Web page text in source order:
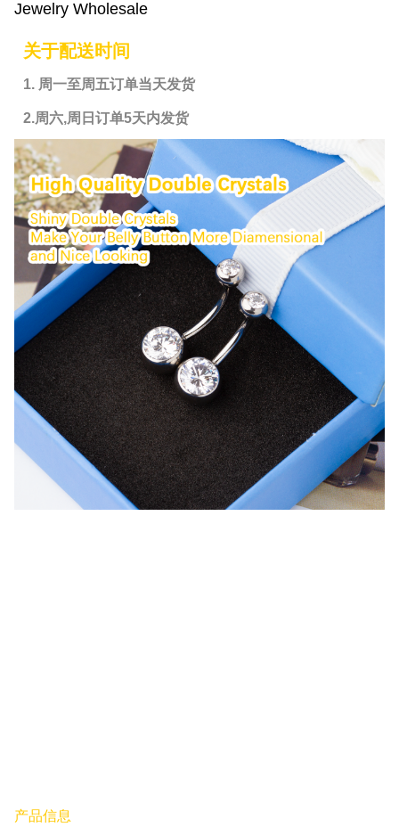
Jewelry Wholesale
关于配送时间
1. 周一至周五订单当天发货
2.周六,周日订单5天内发货
产品信息